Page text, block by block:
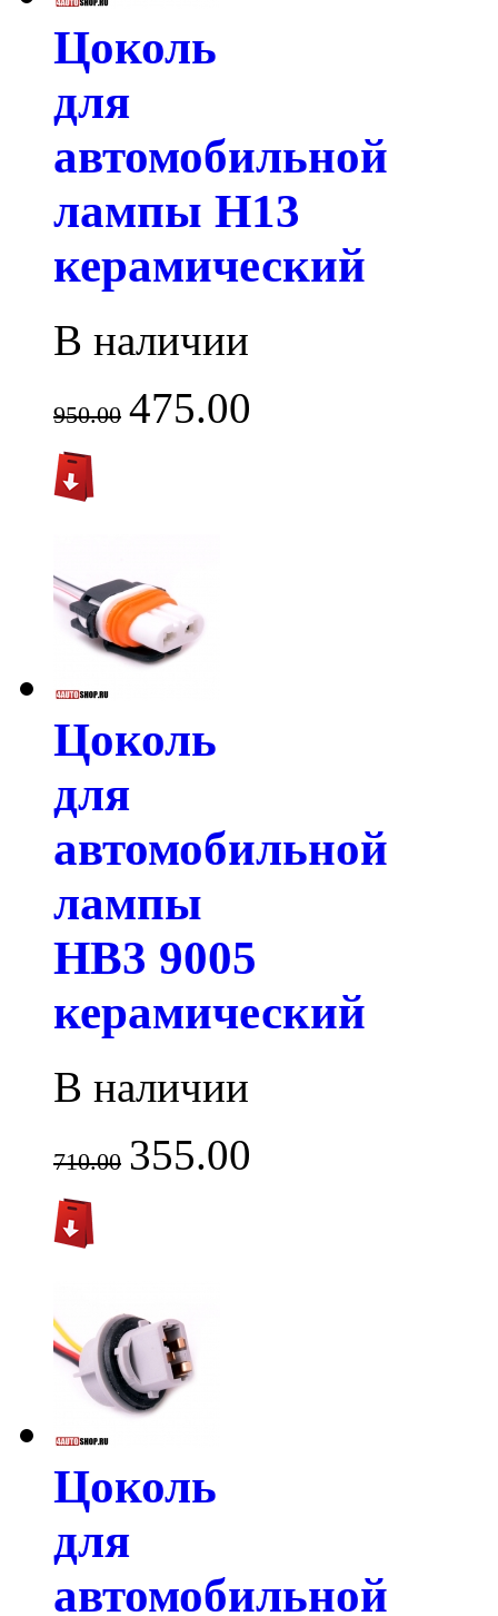
Цоколь
для
автомобильной
лампы H13
керамический
В наличии
950.00 475.00
Цоколь
для
автомобильной
лампы
HB3 9005
керамический
В наличии
710.00 355.00
Цоколь
для
автомобильной